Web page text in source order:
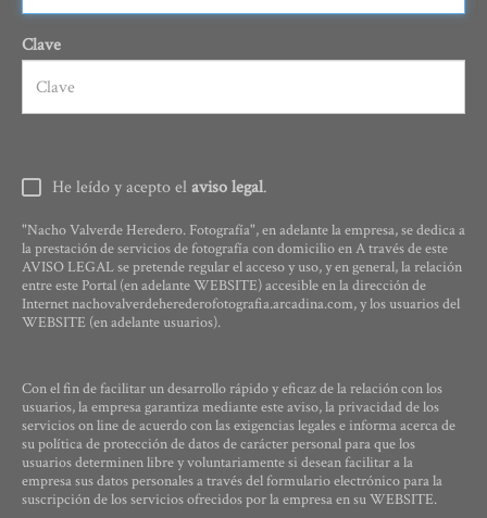
Clave
He leído y acepto elaviso legal.
"Nacho Valverde Heredero. Fotografía", en adelante la empresa, se dedica a
la prestación de servicios de fotografía con domicilio en A través de este
AVISO LEGAL se pretende regular el acceso y uso, y en general, la relación
entre este Portal (en adelante WEBSITE) accesible en la dirección de
Internet nachovalverdeherederofotografia.arcadina.com, y los usuarios del
WEBSITE (en adelante usuarios).
Con el fin de facilitar un desarrollo rápido y eficaz de la relación con los
usuarios, la empresa garantiza mediante este aviso, la privacidad de los
servicios on line de acuerdo con las exigencias legales e informa acerca de
su política de protección de datos de carácter personal para que los
usuarios determinen libre y voluntariamente si desean facilitar a la
empresa sus datos personales a través del formulario electrónico para la
suscripción de los servicios ofrecidos por la empresa en su WEBSITE.